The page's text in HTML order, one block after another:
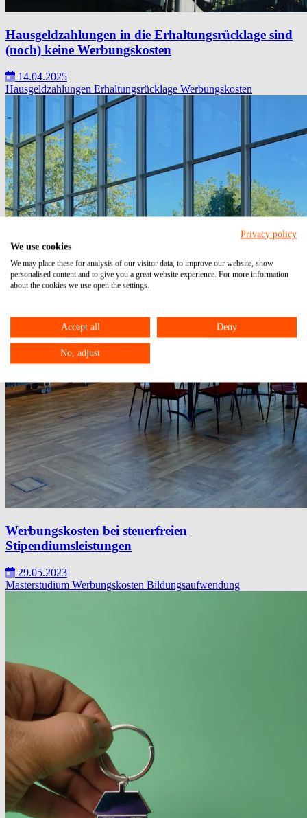
Hausgeldzahlungen in die Erhaltungsrücklage sind
(noch) keine Werbungskosten
14.04.2025
Hausgeldzahlungen Erhaltungsrücklage Werbungskosten
Werbungskosten bei steuerfreien
Stipendiumsleistungen
29.05.2023
Masterstudium Werbungskosten Bildungsaufwendung
Privacy policy
We use cookies
We may place these for analysis of our visitor data, to improve our website, show
personalised content and to give you a great website experience. For more information
about the cookies we use open the settings.
Accept all Deny
No, adjust